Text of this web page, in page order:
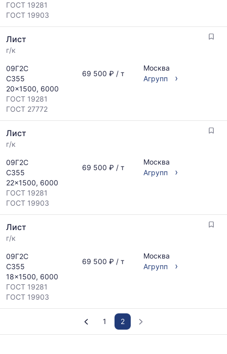
ГОСТ 19281
ГОСТ 19903
Лист
г/к
09Г2С
С355
20x1500, 6000
ГОСТ 19281
ГОСТ 27772
69 500 ₽ / т
Москва
Агрупп
›
Лист
г/к
09Г2С
С355
22x1500, 6000
ГОСТ 19281
ГОСТ 19903
69 500 ₽ / т
Москва
Агрупп
›
Лист
г/к
09Г2С
С355
18x1500, 6000
ГОСТ 19281
ГОСТ 19903
69 500 ₽ / т
Москва
Агрупп
›
1 2